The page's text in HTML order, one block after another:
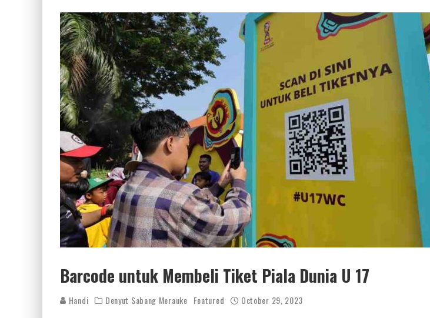
PERTUNJUKAN AIR MANCUR SPEKTAKULER DI PIK 2, JAKARTA UTARA
Barcode untuk Membeli Tiket Piala Dunia U 17
Handi Denyut Sabang Merauke Featured October 29, 2023